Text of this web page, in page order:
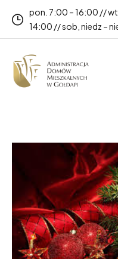
pon. 7:00 – 16:00 //
14:00 // sob, niedz –